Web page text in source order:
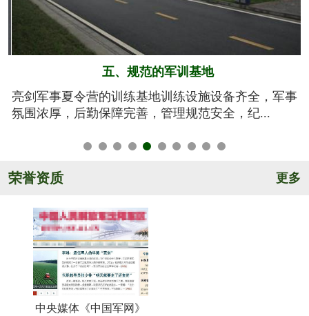
六、系统的安全保障
我们将安全视为生命，安全高于一切！从孩子训练期
间的衣、食、住、行全方位有效管控，由生活...
荣誉资质 更多
中央媒体《中国军网》